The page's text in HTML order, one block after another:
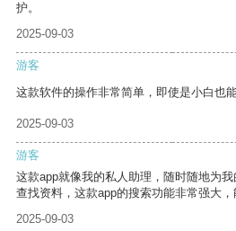
护。
2025-09-03
游客
这款软件的操作非常简单，即使是小白也能
2025-09-03
游客
这款app就像我的私人助理，随时随地为
查找资料，这款app的搜索功能非常强大，
2025-09-03